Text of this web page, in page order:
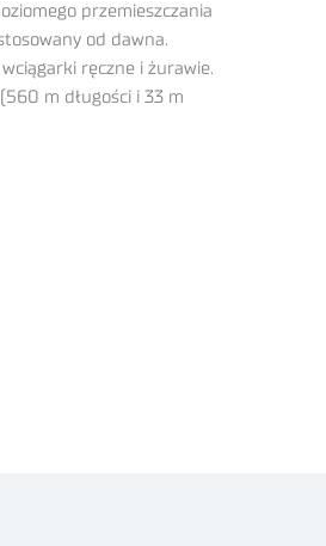
przemieszczania
od dawna.
ręczne i żurawie.
m długości i 33 m